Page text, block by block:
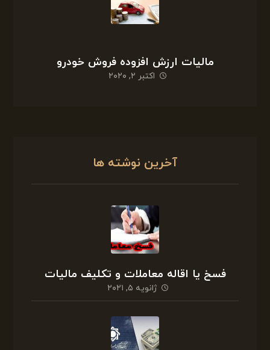
مالیات ارزش افزوده فروش خودرو
اکتبر ۲, ۲۰۲۰
آخرین نوشته ها
فسخ یا اقاله معاملات و تکلیف مالیات
ژانویه ۵, ۲۰۲۱